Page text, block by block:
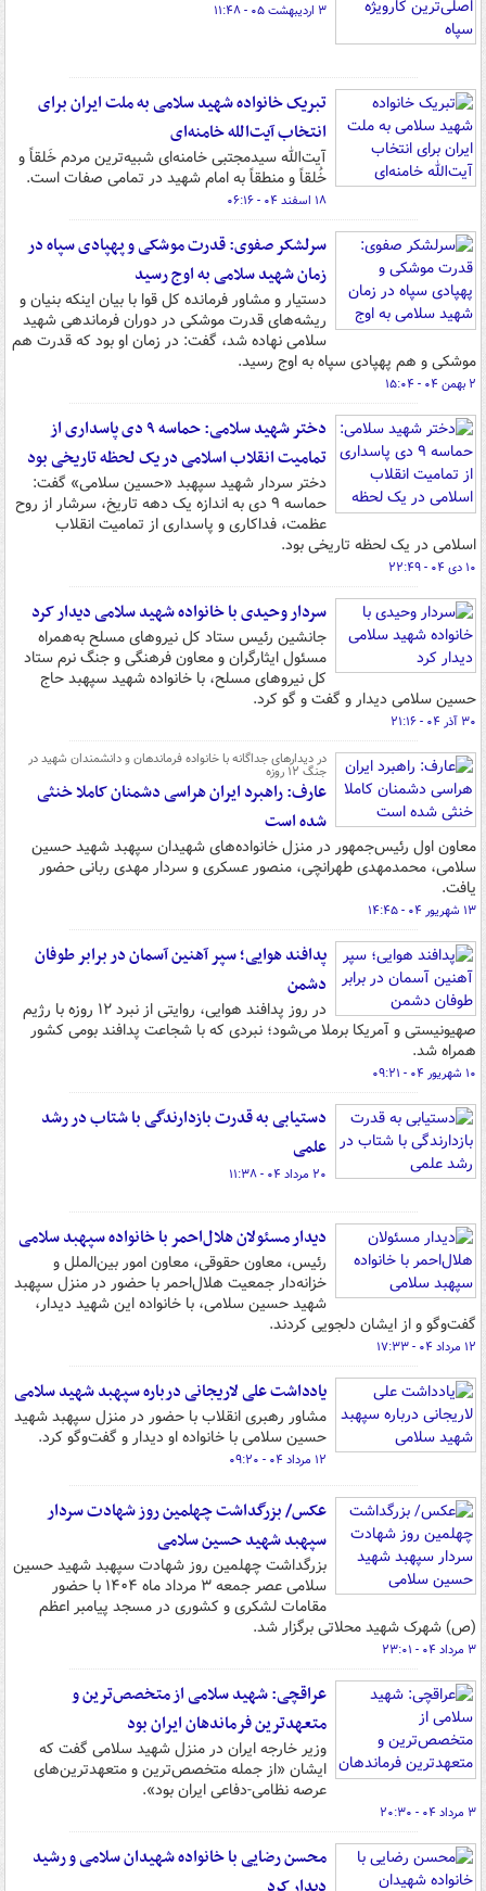
۳ اردیبهشت ۰۵ - ۱۱:۴۸
تبریک خانواده شهید سلامی به ملت ایران برای
انتخاب آیت‌الله خامنه‌ای
آیت‌الله سیدمجتبی خامنه‌ای شبیه‌ترین مردم خَلقاً و
خُلقاً و منطقاً به امام شهید در تمامی صفات است.
۱۸ اسفند ۰۴ - ۰۶:۱۶
سرلشکر صفوی: قدرت موشکی و پهپادی سپاه در
زمان شهید سلامی به اوج رسید
دستیار و مشاور فرمانده کل قوا با بیان اینکه بنیان و
ریشه‌های قدرت موشکی در دوران فرماندهی شهید
سلامی نهاده شد، گفت: در زمان او بود که قدرت هم
موشکی و هم پهپادی سپاه به اوج رسید.
۲ بهمن ۰۴ - ۱۵:۰۴
دختر شهید سلامی: حماسه ۹ دی پاسداری از
تمامیت انقلاب اسلامی در یک لحظه تاریخی بود
دختر سردار شهید سپهبد «حسین سلامی» گفت:
حماسه ۹ دی به اندازه یک دهه تاریخ، سرشار از روح
عظمت، فداکاری و پاسداری از تمامیت انقلاب
اسلامی در یک لحظه تاریخی بود.
۱۰ دی ۰۴ - ۲۲:۴۹
سردار وحیدی با خانواده شهید سلامی دیدار کرد
جانشین رئیس ستاد کل نیروهای مسلح به‌همراه
مسئول ایثارگران و معاون فرهنگی و جنگ نرم ستاد
کل نیروهای مسلح، با خانواده شهید سپهبد حاج
حسین سلامی دیدار و گفت و گو کرد.
۳۰ آذر ۰۴ - ۲۱:۱۶
در دیدارهای جداگانه با خانواده فرماندهان و دانشمندان شهید در
جنگ ۱۲ روزه
عارف: راهبرد ایران هراسی دشمنان کاملا خنثی
شده است
معاون اول رئیس‌جمهور در منزل خانواده‌های شهیدان سپهبد شهید حسین
سلامی، محمدمهدی طهرانچی، منصور عسکری و سردار مهدی ربانی حضور
یافت.
۱۳ شهریور ۰۴ - ۱۴:۴۵
پدافند هوایی؛ سپر آهنین آسمان در برابر طوفان
دشمن
در روز پدافند هوایی، روایتی از نبرد ۱۲ روزه با رژیم
صهیونیستی و آمریکا برملا می‌شود؛ نبردی که با شجاعت پدافند بومی کشور
همراه شد.
۱۰ شهریور ۰۴ - ۰۹:۲۱
دستیابی به قدرت بازدارندگی با شتاب در رشد
علمی
۲۰ مرداد ۰۴ - ۱۱:۳۸
دیدار مسئولان هلال‌احمر با خانواده سپهبد سلامی
رئیس، معاون حقوقی، معاون امور بین‌الملل و
خزانه‌دار جمعیت هلال‌احمر با حضور در منزل سپهبد
شهید حسین سلامی، با خانواده این شهید دیدار،
گفت‌وگو و از ایشان دلجویی کردند.
۱۲ مرداد ۰۴ - ۱۷:۳۳
یادداشت علی لاریجانی درباره سپهبد شهید سلامی
مشاور رهبری انقلاب با حضور در منزل سپهبد شهید
حسین سلامی با خانواده او دیدار و گفت‌وگو کرد.
۱۲ مرداد ۰۴ - ۰۹:۲۰
عکس/ بزرگداشت چهلمین روز شهادت سردار
سپهبد شهید حسین سلامی
بزرگداشت چهلمین روز شهادت سپهبد شهید حسین
سلامی عصر جمعه ۳ مرداد ماه ۱۴۰۴ با حضور
مقامات لشکری و کشوری در مسجد پیامبر اعظم
(ص) شهرک شهید محلاتی برگزار شد.
۳ مرداد ۰۴ - ۲۳:۰۱
عراقچی: شهید سلامی از متخصص‌ترین و
متعهدترین‌ فرماندهان ایران بود
وزیر خارجه ایران در منزل شهید سلامی گفت که
ایشان «از جمله متخصص‌ترین و متعهدترین‌های
عرصه نظامی-دفاعی ایران بود».
۳ مرداد ۰۴ - ۲۰:۳۰
محسن رضایی با خانواده شهیدان سلامی و رشید